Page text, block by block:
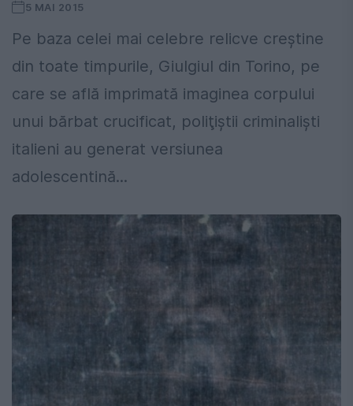
5 MAI 2015
Pe baza celei mai celebre relicve creştine
din toate timpurile, Giulgiul din Torino, pe
care se află imprimată imaginea corpului
unui bărbat crucificat, poliţiştii criminalişti
italieni au generat versiunea
adolescentină...